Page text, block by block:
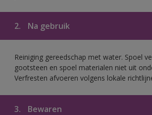
2. Na gebruik
Reiniging gereedschap met water. Spoel
gootsteen en spoel materialen niet uit
Verfresten afvoeren volgens lokale
3. Bewaren